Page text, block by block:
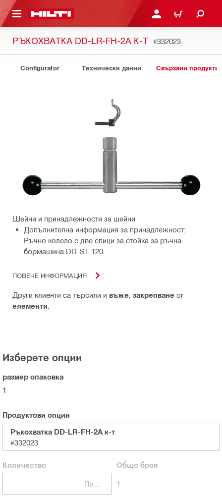
СЪДЪРЖАНИЕ ВЛЕЗ ИЛИ СЕ
КОЛИЧКА
РЪКОХВАТКА DD-LR-FH-2A К-Т #332023
Configurator Технически данни Свързани продукти
Шейни и принадлежности за шейни
Допълнителна информация за принадлежност:
Ръчно колело с две спици за стойка за ръчна
бормашина DD-ST 120
ПОВЕЧЕ ИНФОРМАЦИЯ
Други клиенти са търсили и въже закрепване or
елементи
Изберете опции
размер опаковка
1
Продуктови опции
Ръкохватка DD-LR-FH-2A к-т
#332023
Количество Общо броя
1